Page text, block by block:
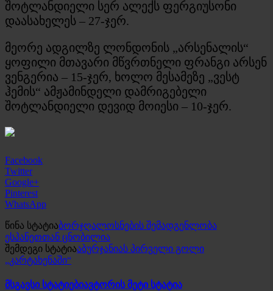
შოტლანდიელი სერ ალექს ფერგიუსონი
დაასახელეს – 27-ჯერ.
მეორე ადგილზე ლონდონის „არსენალის“
ყოფილი მთავარი მწვრთნელი ფრანგი არსენ
ვენგერია – 15-ჯერ, ხოლო მესამეზე „ვესტ
ჰემის“ ამჟამინდელი დამრიგებელი
შოტლანდიელი დევიდ მოიესი – 10-ჯერ.
Facebook
Twitter
Google+
Pinterest
WhatsApp
წინა სტატიაბორჯღალოსნების შემადგენლობა
ესპანეთთან ცნობილია
შემდეგი სტატიააბურჯანიას პირველი გოლი
„კარტახენაში“
მსგავსი სტატიებიავტორის მეტი სტატია